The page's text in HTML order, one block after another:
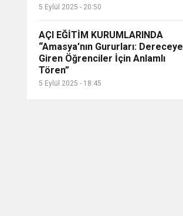
5 Eylül 2025 - 20:50
AÇI EĞİTİM KURUMLARINDA
“Amasya’nın Gururları: Dereceye
Giren Öğrenciler İçin Anlamlı
Tören”
5 Eylül 2025 - 18:45